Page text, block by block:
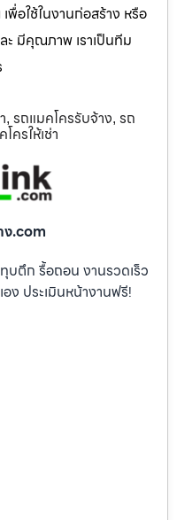
อใช้ในงานก่อสร้าง หรือ
ะ มีคุณภาพ เราเป็นทีม
, รถแมคโครรับจ้าง, รถ
ครให้เช่า
ง.com
บตึก รื้อถอน งานรวดเร็ว
ง ประเมินหน้างานฟรี!